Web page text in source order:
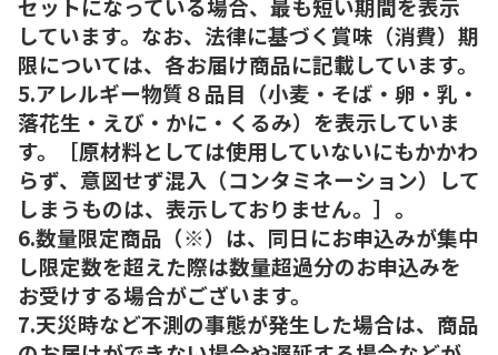
セットになっている場合、最も短い期間を表示
しています。なお、法律に基づく賞味（消費）期
限については、各お届け商品に記載しています。
5.アレルギー物質８品目（小麦・そば・卵・乳・
落花生・えび・かに・くるみ）を表示していま
す。［原材料としては使用していないにもかかわ
らず、意図せず混入（コンタミネーション）して
しまうものは、表示しておりません。］。
6.数量限定商品（※）は、同日にお申込みが集中
し限定数を超えた際は数量超過分のお申込みを
お受けする場合がございます。
7.天災時など不測の事態が発生した場合は、商品